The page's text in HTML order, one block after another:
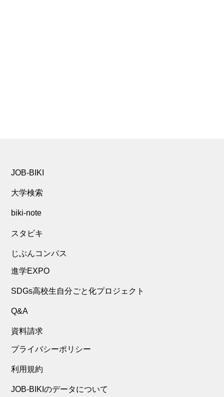
JOB-BIKI
大学検索
biki-note
スタビキ
じぶんコンパス
進学EXPO
SDGs高校生自分ごと化プロジェクト
Q&A
資料請求
プライバシーポリシー
利用規約
JOB-BIKIのデータについて